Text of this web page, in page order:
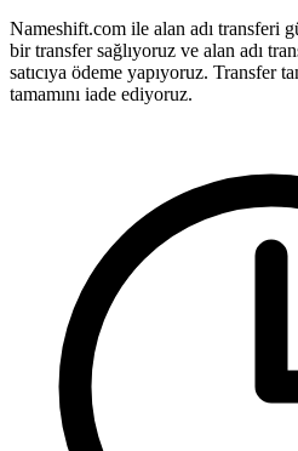
Nameshift.com ile alan adı transferi
bir transfer sağlıyoruz ve alan adı
satıcıya ödeme yapıyoruz. Transfer
tamamını iade ediyoruz.